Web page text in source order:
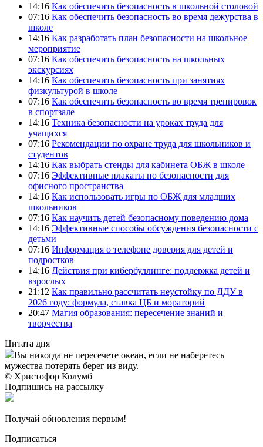
14:16 Как обеспечить безопасность в школьной столовой
07:16 Как обеспечить безопасность во время дежурства в
школе
14:16 Как разработать план безопасности на школьное
мероприятие
07:16 Как обеспечить безопасность на школьных
экскурсиях
14:16 Как обеспечить безопасность при занятиях
физкультурой в школе
07:16 Как обеспечить безопасность во время тренировок
в спортзале
14:16 Техника безопасности на уроках труда для
учащихся
07:16 Рекомендации по охране труда для школьников и
студентов
14:16 Как выбрать стенды для кабинета ОБЖ в школе
07:16 Эффективные плакаты по безопасности для
офисного пространства
14:16 Как использовать игры по ОБЖ для младших
школьников
07:16 Как научить детей безопасному поведению дома
14:16 Эффективные способы обсуждения безопасности с
детьми
07:16 Информация о телефоне доверия для детей и
подростков
14:16 Действия при кибербуллинге: поддержка детей и
взрослых
21:12 Как правильно рассчитать неустойку по ДДУ в
2026 году: формула, ставка ЦБ и мораторий
20:47 Магия образования: пересечение знаний и
творчества
Цитата дня
Вы никогда не пересечете океан, если не наберетесь
мужества потерять берег из виду.
© Христофор Колумб
Подпишись на рассылку
Получай обновления первым!
Подписаться